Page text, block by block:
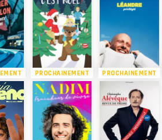
PROCHAINEMENT PROCHAINEMENT